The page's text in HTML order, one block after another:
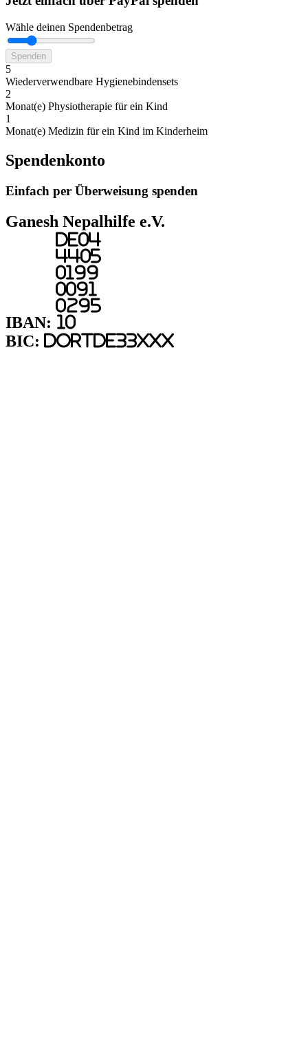
Wähle deinen Spendenbetrag
5
Wieder­verwend­bare Hygiene­binden­sets
2
Monat(e) Physiotherapie für ein Kind
1
Monat(e) Medizin für ein Kind im Kinderheim
Spendenkonto
Einfach per Überweisung spenden
Ganesh Nepalhilfe e.V.
IBAN:
DE04
4405
0199
0091
0295
10
BIC: DORTDE33XXX